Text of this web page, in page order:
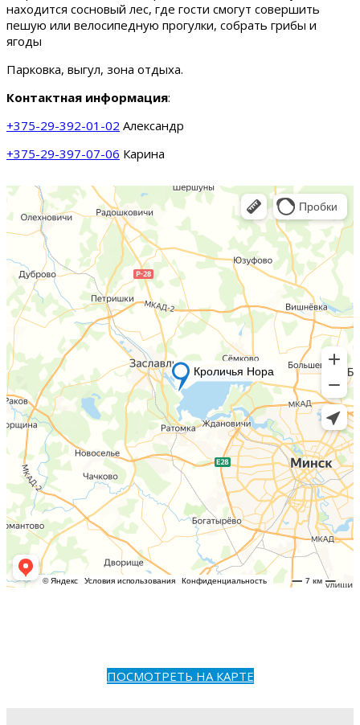
находится сосновый лес, где гости смогут совершить
пешую или велосипедную прогулки, собрать грибы и
ягоды
Парковка, выгул, зона отдыха.
Контактная информация:
+375-29-392-01-02 Александр
+375-29-397-07-06 Карина
ПОСМОТРЕТЬ НА КАРТЕ